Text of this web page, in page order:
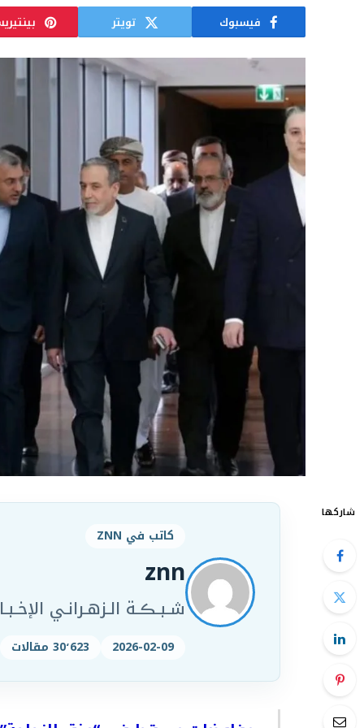
فيسبوك تويتر
شاركها
كاتب في ZNN
znn
شـبـڪـة الـزهـرانـي
2026-02-09 30٬623 مقالات